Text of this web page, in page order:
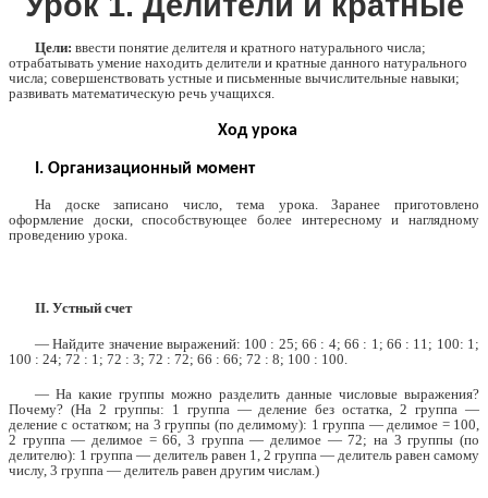
Цели: ввести понятие делителя и кратного натурального числа;
отрабатывать умение находить делители и кратные данного натурального
числа; совершенствовать устные и письменные вычислительные навыки;
развивать математическую речь учащихся.
Ход урока
I. Организационный момент
На доске записано число, тема урока. Заранее приготовлено
оформление доски, способствующее более интересному и наглядному
проведению урока.
II. Устный счет
— Найдите значение выражений: 100 : 25; 66 : 4; 66 : 1; 66 : 11; 100: 1;
100 : 24; 72 : 1; 72 : 3; 72 : 72; 66 : 66; 72 : 8; 100 : 100.
— На какие группы можно разделить данные числовые выражения?
Почему? (На 2 группы: 1 группа — деление без остатка, 2 группа —
деление с остатком; на 3 группы (по делимому): 1 группа — делимое = 100,
2 группа — делимое = 66, 3 группа — делимое — 72; на 3 группы (по
делителю): 1 группа — делитель равен 1, 2 группа — делитель равен самому
числу, 3 группа — делитель равен другим числам.)